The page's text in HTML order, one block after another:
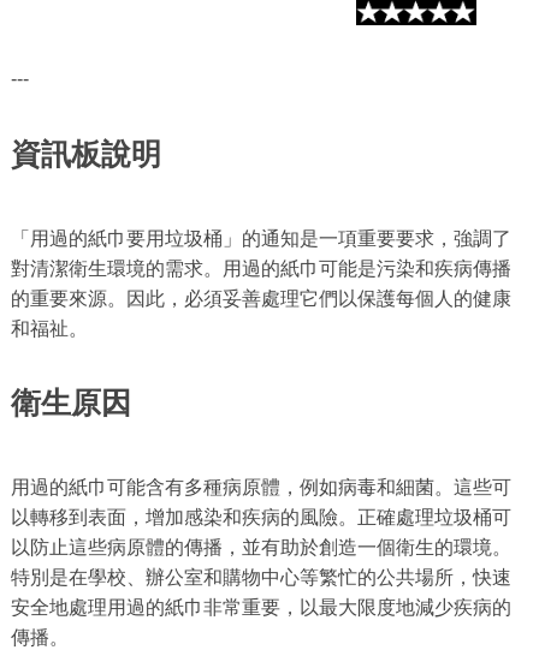
---
資訊板說明
「用過的紙巾要用垃圾桶」的通知是一項重要要求，強調了
對清潔衛生環境的需求。用過的紙巾可能是污染和疾病傳播
的重要來源。因此，必須妥善處理它們以保護每個人的健康
和福祉。
衛生原因
用過的紙巾可能含有多種病原體，例如病毒和細菌。這些可
以轉移到表面，增加感染和疾病的風險。正確處理垃圾桶可
以防止這些病原體的傳播，並有助於創造一個衛生的環境。
特別是在學校、辦公室和購物中心等繁忙的公共場所，快速
安全地處理用過的紙巾非常重要，以最大限度地減少疾病的
傳播。